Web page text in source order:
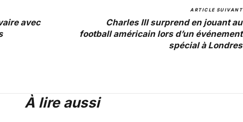
avec
ARTICLE SUIVANT
Charles III surprend en jouant au
football américain lors d’un événement
spécial à Londres
À lire aussi